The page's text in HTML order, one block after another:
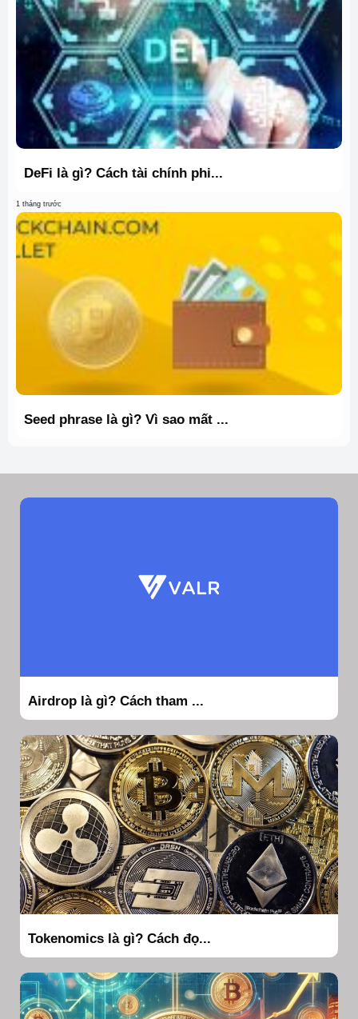
DeFi là gì? Cách tài chính phi...
1 tháng trước
Seed phrase là gì? Vì sao mất ...
Airdrop là gì? Cách tham ...
Tokenomics là gì? Cách đọ...